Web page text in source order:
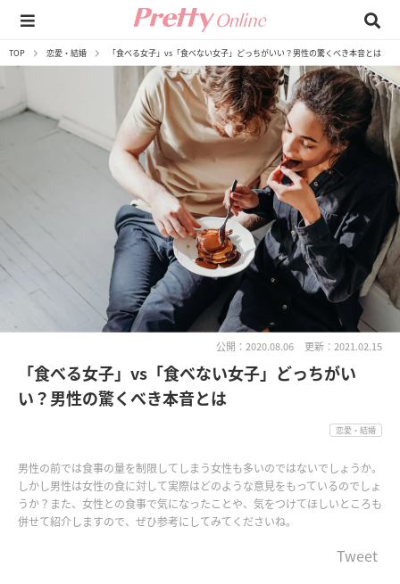
TOP 恋愛・結婚 「食べる女子」vs「食べない女子」どっちがいい？男性の驚くべき本音とは
公開：2020.08.06 更新：2021.02.15
「食べる女子」vs「食べない女子」どっちがい
い？男性の驚くべき本音とは
恋愛・結婚
男性の前では食事の量を制限してしまう女性も多いのではないでしょうか。
しかし男性は女性の食に対して実際はどのような意見をもっているのでしょ
うか？また、女性との食事で気になったことや、気をつけてほしいところも
併せて紹介しますので、ぜひ参考にしてみてくださいね。
Tweet